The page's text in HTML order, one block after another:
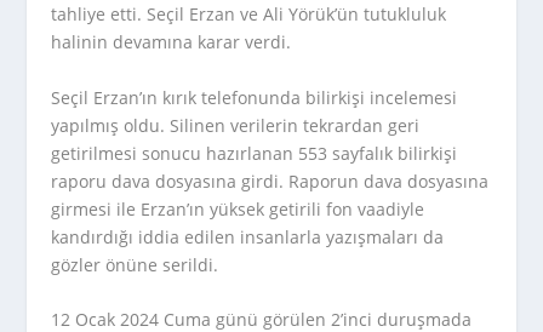
tahliye etti. Seçil Erzan ve Ali Yörük’ün tutukluluk
halinin devamına karar verdi.
Seçil Erzan’ın kırık telefonunda bilirkişi incelemesi
yapılmış oldu. Silinen verilerin tekrardan geri
getirilmesi sonucu hazırlanan 553 sayfalık bilirkişi
raporu dava dosyasına girdi. Raporun dava dosyasına
girmesi ile Erzan’ın yüksek getirili fon vaadiyle
kandırdığı iddia edilen insanlarla yazışmaları da
gözler önüne serildi.
12 Ocak 2024 Cuma günü görülen 2’inci duruşmada